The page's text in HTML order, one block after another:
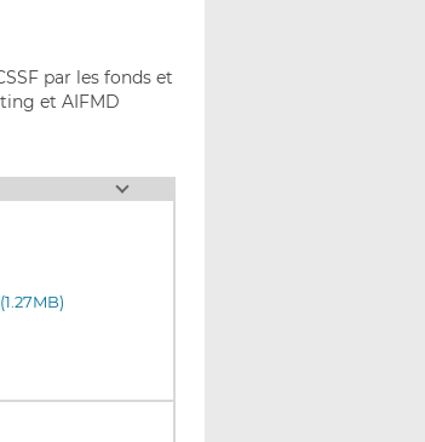
par les fonds et
et AIFMD